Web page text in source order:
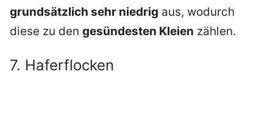
grundsätzlich sehr niedrig aus, wodurch
diese zu den gesündesten Kleien zählen.
7. Haferflocken